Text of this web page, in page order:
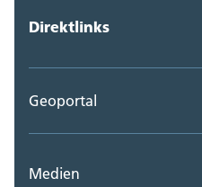
Direktlinks
Geoportal
Medien